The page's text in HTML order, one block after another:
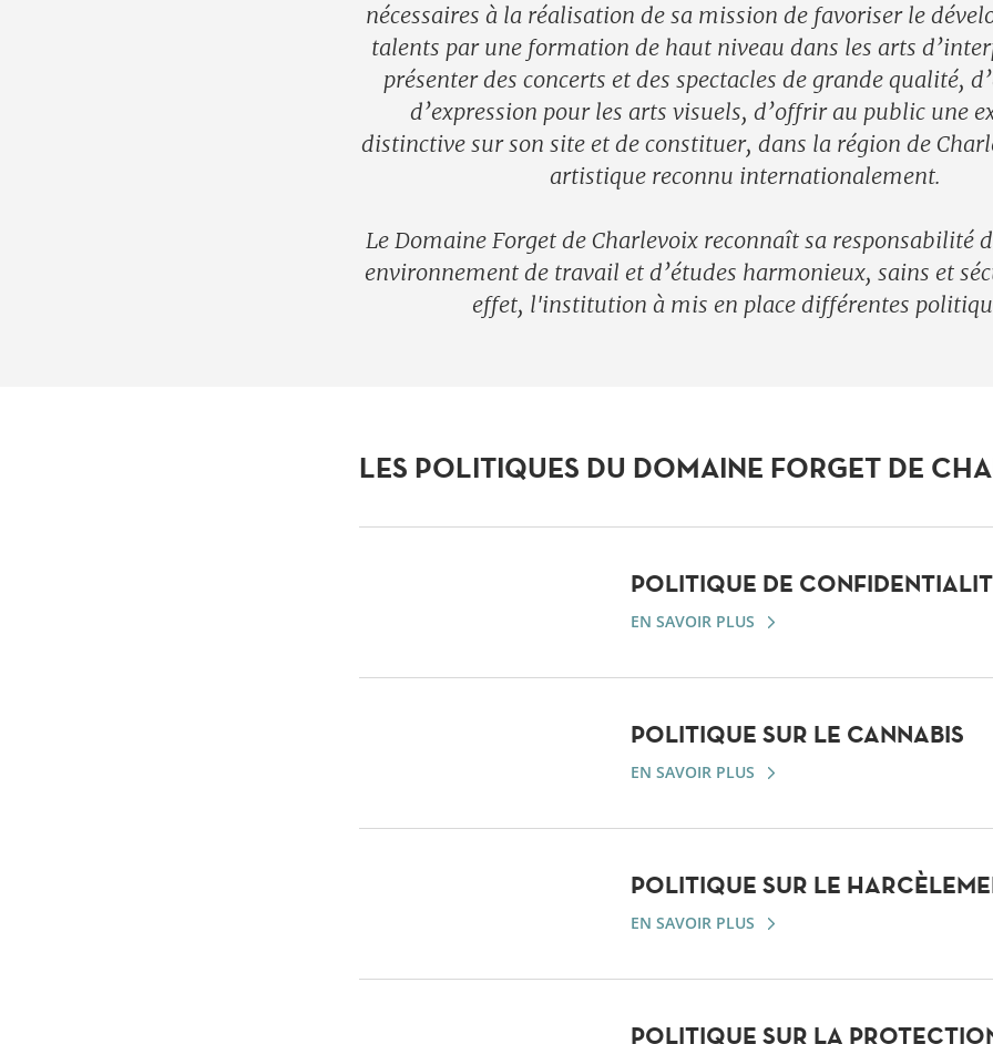
nécessaires à la réalisation de sa mission de favoriser le
talents par une formation de haut niveau dans les arts
présenter des concerts et des spectacles de grande qualité,
d’expression pour les arts visuels, d’offrir au public une
distinctive sur son site et de constituer, dans la région de
artistique reconnu internationalement.
Le Domaine Forget de Charlevoix reconnaît sa responsabilité
environnement de travail et d’études harmonieux, sains et
effet, l'institution à mis en place différentes
LES POLITIQUES DU DOMAINE FORGET DE
POLITIQUE DE
EN SAVOIR PLUS
POLITIQUE SUR LE CANNABIS
EN SAVOIR PLUS
POLITIQUE SUR LE
EN SAVOIR PLUS
POLITIQUE SUR LA